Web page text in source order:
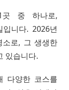
곳 중 하나로,
니다. 2026년
소로, 그 생생한
있습니다.
다양한 코스를